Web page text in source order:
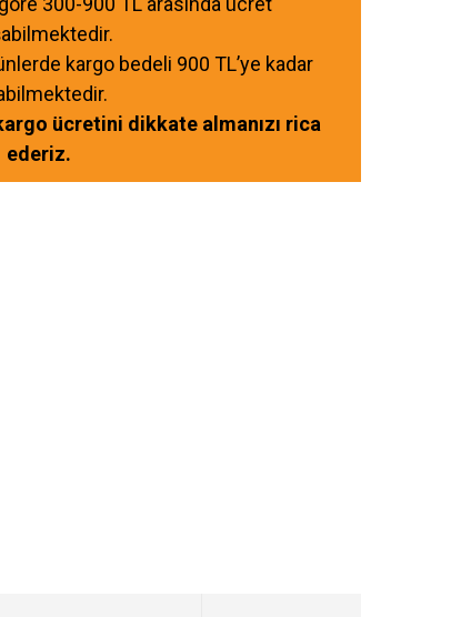
kargo bedeli 900 TL’ye kadar
ücretini dikkate almanızı rica
ederiz.